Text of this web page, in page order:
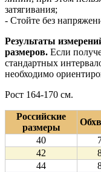
затягивания;
- Стойте без
Результаты
размеров. Если
стандартных
необходимо
Рост 164-170 см.
Российские
размеры
40
42
44